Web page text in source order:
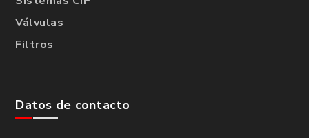
Válvulas
Filtros
Datos de contacto